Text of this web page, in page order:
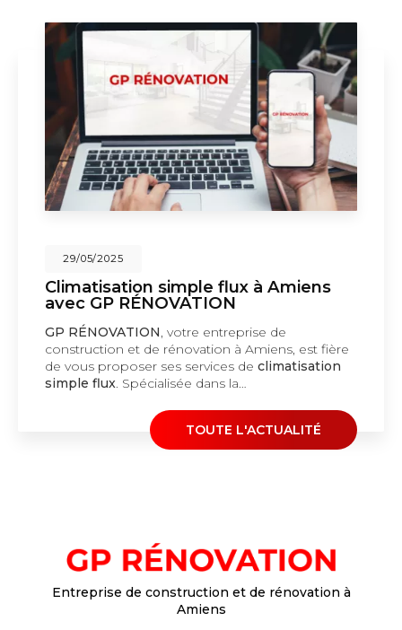
29/05/2025
Climatisation simple flux à Amiens
avec GP RÉNOVATION
GP RÉNOVATION, votre entreprise de
construction et de rénovation à Amiens, est fière
de vous proposer ses services de climatisation
simple flux. Spécialisée dans la…
TOUTE L'ACTUALITÉ
Entreprise de construction et de rénovation à
Amiens